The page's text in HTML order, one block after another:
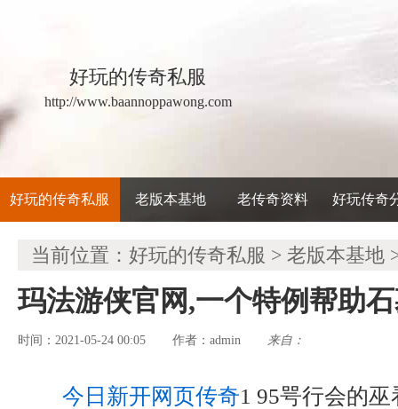
好玩的传奇私服
http://www.baannoppawong.com
好玩的传奇私服 老版本基地 老传奇资料 好玩传奇
当前位置： 好玩的传奇私服 > 老版本基地
玛法游侠官网,一个特例帮助
时间：2021-05-24 00:05 作者： admin 来自：
今日新开网页传奇1 95咢行会的